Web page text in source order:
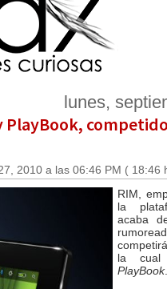
lunes,
PlayBook,
2010 a las 06:46 PM ( 18:46
RIM,
la
acaba
la
PlayBook.